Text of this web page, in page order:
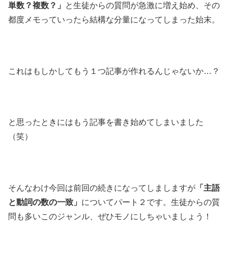
単数？複数？」
と生徒からの質問が急激に増え始め、その
都度メモっていったら結構な分量になってしまった始末。
これはもしかしてもう１つ記事が作れるんじゃないか…？
と思ったときにはもう記事を書き始めてしまいました
（笑）
そんなわけ今回は前回の続きになってしましますが 「主語
と動詞の数の一致」 についてパート２です。生徒からの質
問も多いこのジャンル、ぜひモノにしちゃいましょう！